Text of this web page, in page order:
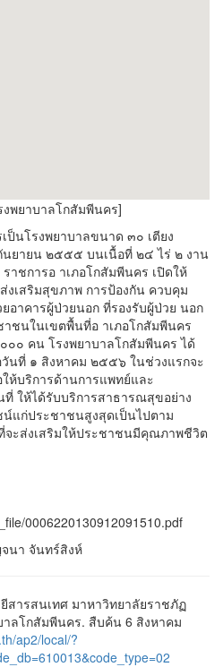
งพยาบาลโกสัมพีนคร]
ป็นโรงพยาบาลขนาด ๓๐ เตียง
นยายน ๒๕๕๕ บนเนื้อที่ ๒๔ ไร่ ๒ งาน
าชการอ าเภอโกสัมพีนคร เปิดให้
งเสริมสุขภาพ การป้องกัน ควบคุม
าคารผู้ป่วยนอก ที่รองรับผู้ป่วย นอก
ชนในเขตพื้นที่อ าเภอโกสัมพีนคร
๐๐ คน โรงพยาบาลโกสัมพีนคร ได้
นที่ ๑ สิงหาคม ๒๕๕๖ ในช่วงแรกจะ
ห้บริการด้านการแพทย์และ
ให้ได้รับบริการสาธารณสุขอย่าง
น์แก่ประชาชนสูงสุดเป็นไปตาม
ะส่งเสริมให้ประชาชนมีคุณภาพชีวิต
0006220130912091510.pdf
นา จันทร์สิงห์
สารสนเทศ มาหาวิทยาลัยราชภัฏ
าลโกสัมพีนคร. สืบค้น 6 สิงหาคม
ap2/local/?